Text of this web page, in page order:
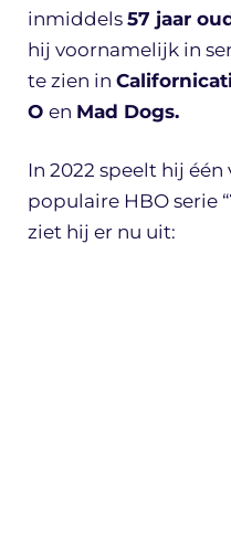
inmiddels 57 jaar
hij voornamelijk in
te zien in
O en Mad Dogs.
In 2022 speelt hij
populaire HBO serie “
ziet hij er nu uit: